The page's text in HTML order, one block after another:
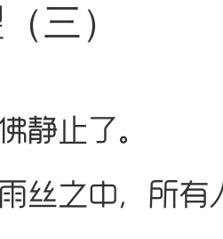
三）